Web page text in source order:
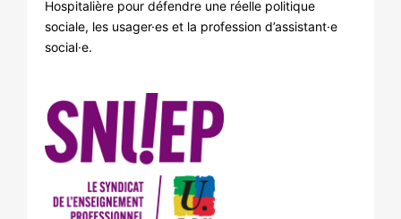
Hospitalière pour défendre une réelle politique
sociale, les usager·es et la profession d’assistant·e
social·e.